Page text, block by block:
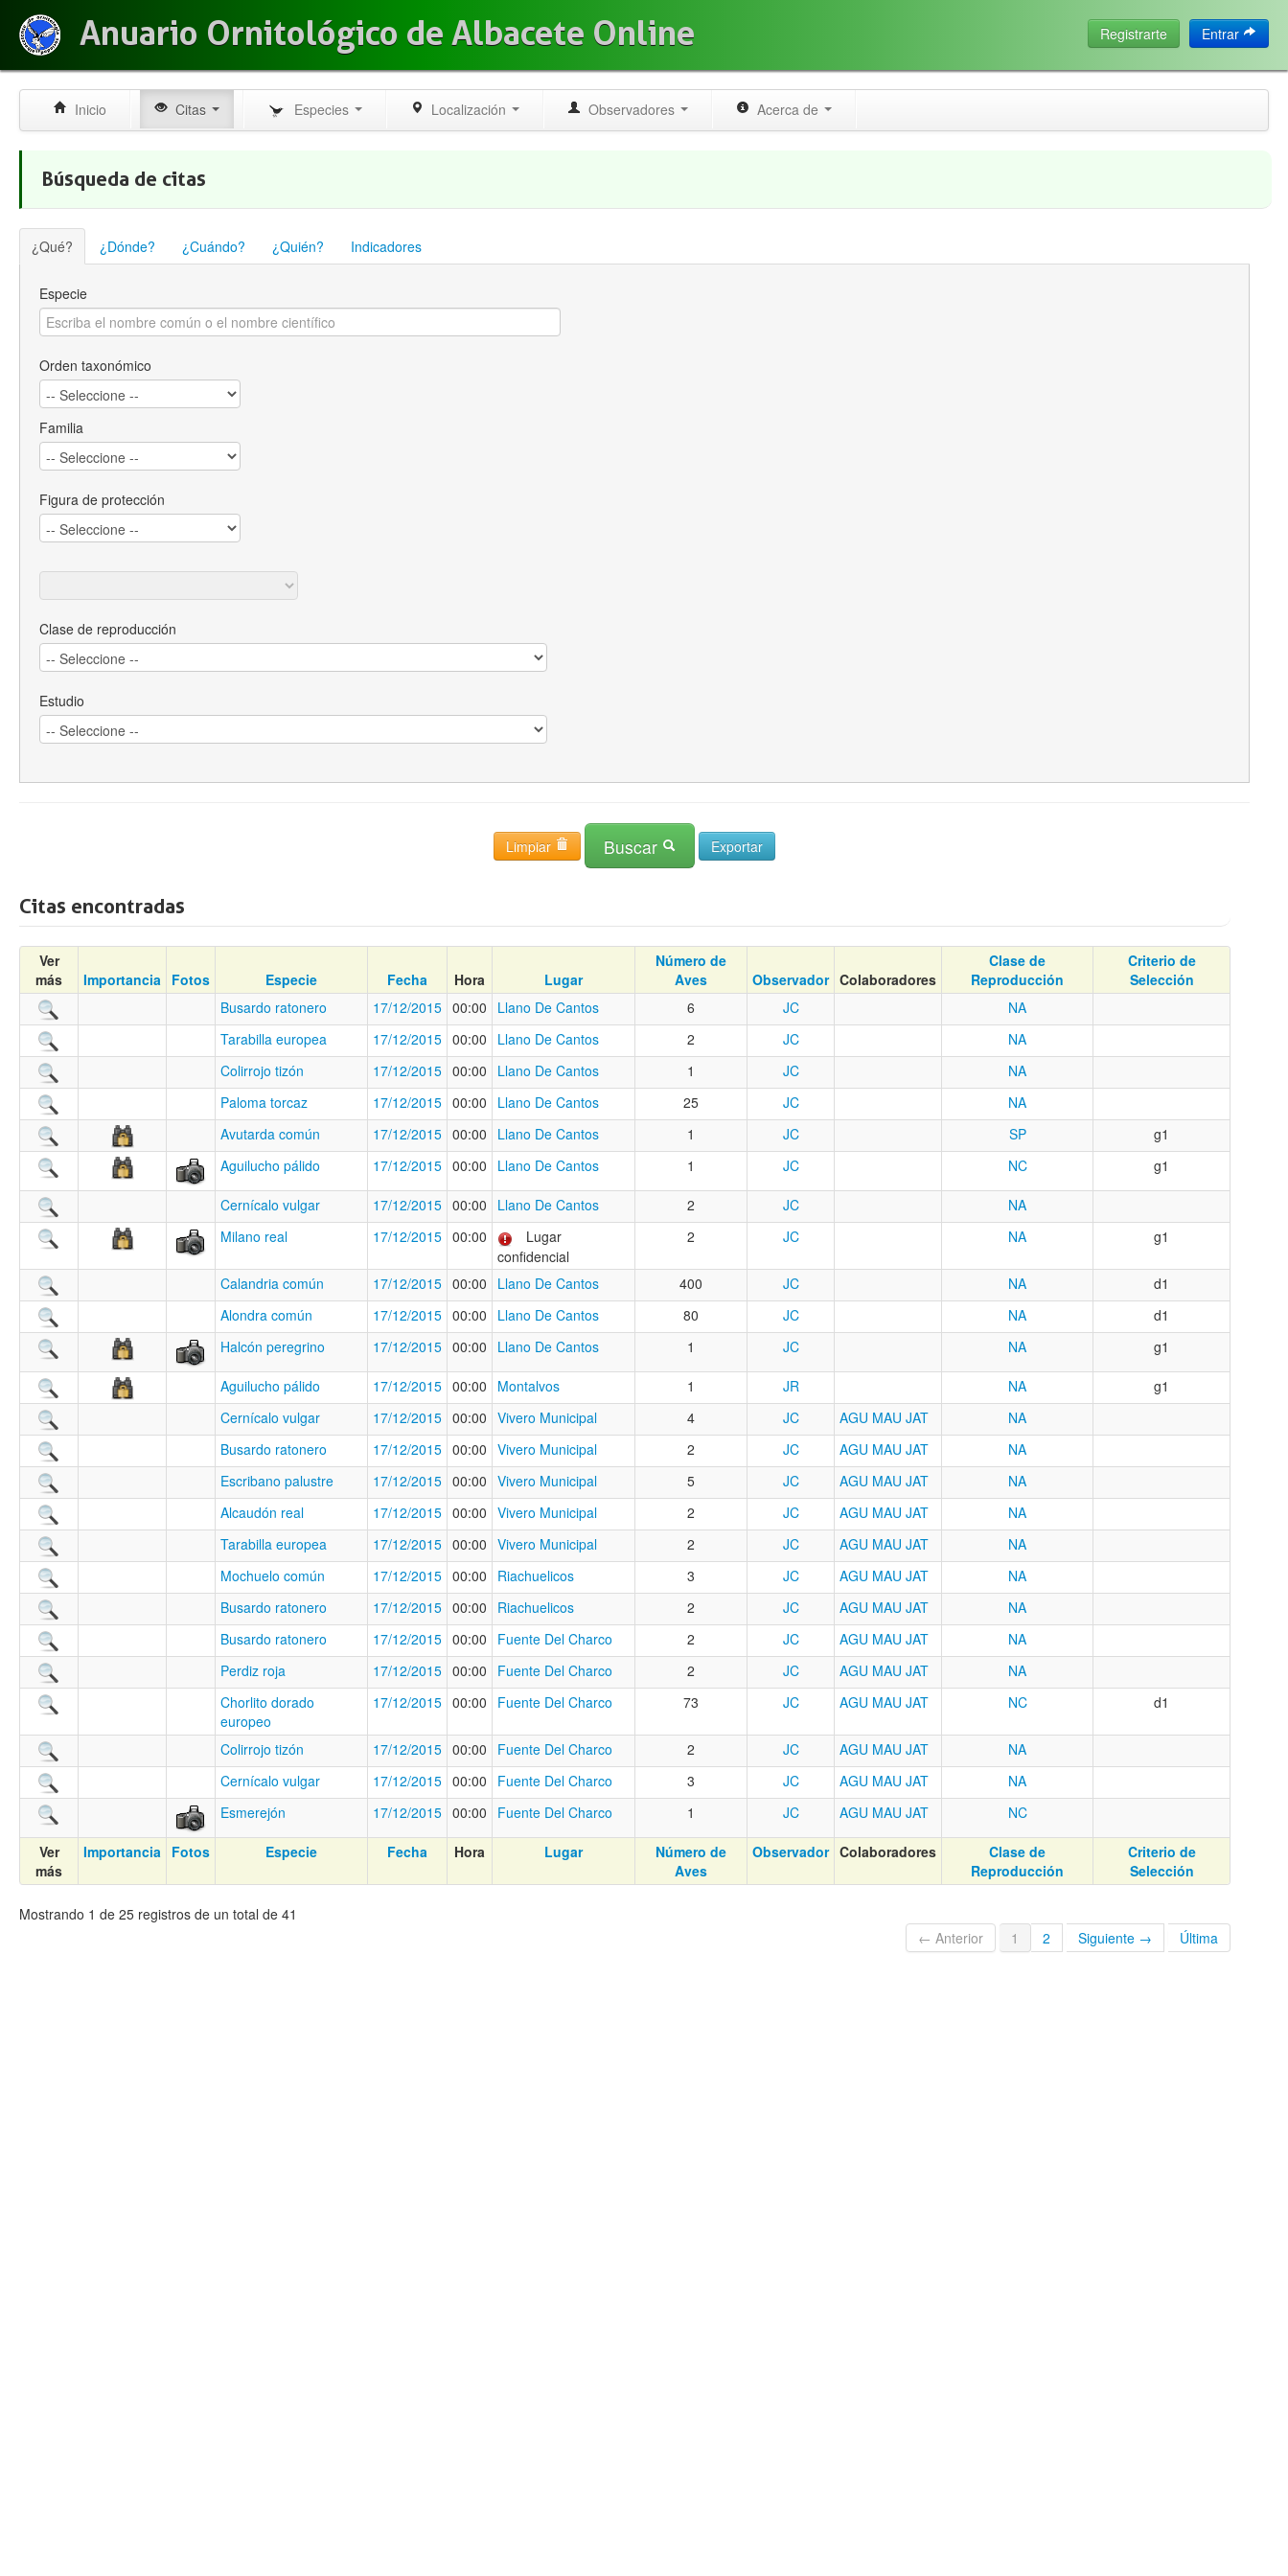
Anuario Ornitológico de Albacete Online Entrar
Registrarte
Inicio Citas Especies Localización Observadores Acerca de
Búsqueda de citas
¿Qué? ¿Dónde? ¿Cuándo? ¿Quién? Indicadores
Especie
Orden taxonómico
Familia
Figura de protección
Clase de reproducción
Estudio
Limpiar Buscar
Citas encontradas
Ver
más
Importancia Fotos Especie Fecha Hora Lugar
Número de
Aves
Observador Colaboradores
Clase de
Reproducción
Criterio de
Selección
Busardo ratonero
17/12/2015 00:00 Llano De Cantos 6 JC
NA
Tarabilla europea
17/12/2015 00:00 Llano De Cantos 2 JC
NA
Colirrojo tizón
17/12/2015 00:00 Llano De Cantos 1 JC
NA
Paloma torcaz
17/12/2015 00:00 Llano De Cantos 25 JC
NA
Avutarda común
17/12/2015 00:00 Llano De Cantos 1 JC SP
g1
Aguilucho pálido
17/12/2015 00:00 Llano De Cantos 1 JC NC g1
Cernícalo vulgar 17/12/2015 00:00 Llano De Cantos 2 JC
NA
Milano real
17/12/2015 00:00
Lugar
confidencial
2 JC NA g1
Calandria común 17/12/2015 00:00 Llano De Cantos 400 JC NA
d1
Alondra común
17/12/2015 00:00 Llano De Cantos 80 JC NA
d1
Halcón peregrino
17/12/2015 00:00 Llano De Cantos 1 JC NA g1
Aguilucho pálido 17/12/2015 00:00 Montalvos 1 JR NA
g1
Cernícalo vulgar
17/12/2015 00:00 Vivero Municipal 4 JC AGU MAU JAT
NA
Busardo ratonero
17/12/2015 00:00 Vivero Municipal 2 JC AGU MAU JAT
NA
Escribano palustre
17/12/2015 00:00 Vivero Municipal 5 JC AGU MAU JAT
NA
Alcaudón real
17/12/2015 00:00 Vivero Municipal 2 JC AGU MAU JAT
NA
Tarabilla europea
17/12/2015 00:00 Vivero Municipal 2 JC AGU MAU JAT
NA
Mochuelo común
17/12/2015 00:00 Riachuelicos 3 JC AGU MAU JAT
NA
Busardo ratonero
17/12/2015 00:00 Riachuelicos 2 JC AGU MAU JAT
NA
Busardo ratonero
17/12/2015 00:00 Fuente Del Charco 2 JC AGU MAU JAT
NA
Perdiz roja
17/12/2015 00:00 Fuente Del Charco 2 JC AGU MAU JAT
NA
Chorlito dorado
europeo
17/12/2015 00:00 Fuente Del Charco 73 JC AGU MAU JAT NC d1
Colirrojo tizón 17/12/2015 00:00 Fuente Del Charco 2 JC AGU MAU JAT
NA
Cernícalo vulgar
17/12/2015 00:00 Fuente Del Charco 3 JC AGU MAU JAT
NA
Esmerejón
17/12/2015 00:00 Fuente Del Charco 1 JC AGU MAU JAT NC
Ver
más
Importancia Fotos Especie Fecha Hora Lugar
Número de
Aves
Observador Colaboradores
Clase de
Reproducción
Criterio de
Selección
Mostrando 1 de 25 registros de un total de 41
← Anterior
1 2 Siguiente → Última